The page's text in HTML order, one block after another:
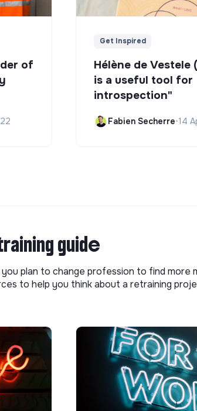
of
Get Inspired
Hélène de Vestele
is a useful tool for
introspection"
Fabien Secherre•14
guide
plan to change profession to find more
to help you think about a retraining